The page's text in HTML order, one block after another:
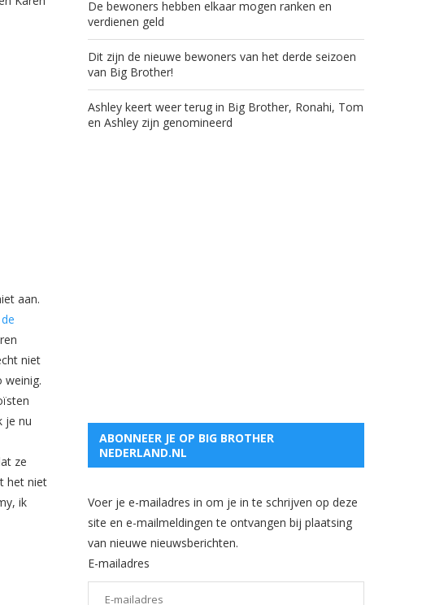
aan.
niet
weinig.
je nu
ze
het niet
ik
De bewoners hebben elkaar mogen ranken en
verdienen geld
Dit zijn de nieuwe bewoners van het derde seizoen
van Big Brother!
Ashley keert weer terug in Big Brother, Ronahi, Tom
en Ashley zijn genomineerd
ABONNEER JE OP BIG BROTHER
NEDERLAND.NL
Voer je e-mailadres in om je in te schrijven op deze
site en e-mailmeldingen te ontvangen bij plaatsing
van nieuwe nieuwsberichten.
E-mailadres